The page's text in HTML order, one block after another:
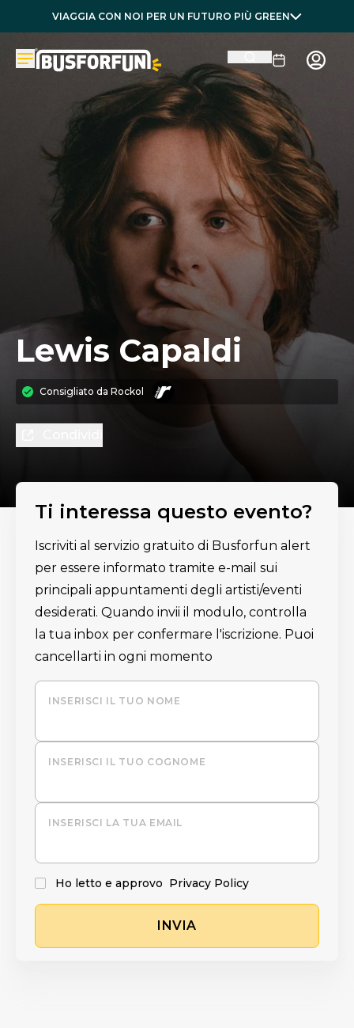
VIAGGIA CON NOI PER UN FUTURO PIÙ GREEN
Lewis Capaldi
Consigliato da Rockol
Ti interessa questo evento?
Iscriviti al servizio gratuito di Busforfun alert
per essere informato tramite e-mail sui
principali appuntamenti degli artisti/eventi
desiderati. Quando invii il modulo, controlla
la tua inbox per confermare l'iscrizione. Puoi
cancellarti in ogni momento
INSERISCI IL TUO NOME
INSERISCI IL TUO COGNOME
INSERISCI LA TUA EMAIL
Ho letto e approvo Privacy Policy
INVIA